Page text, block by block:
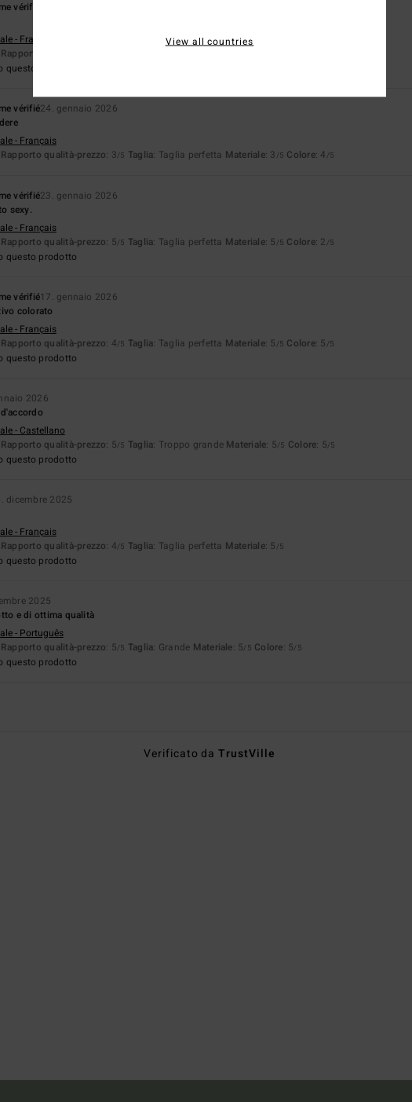
vérifié
- Français
Rapporto qualità-prezzo
questo prodotto
vérifié24. gennaio 2026
- Français
Rapporto qualità-prezzo: 3/5 Taglia: Taglia perfetta Materiale: 3 /5 Colore: 4 /5
vérifié23. gennaio 2026
sexy.
- Français
Rapporto qualità-prezzo: 5/5 Taglia: Taglia perfetta Materiale: 5 /5 Colore: 2 /5
questo prodotto
vérifié17. gennaio 2026
colorato
- Français
Rapporto qualità-prezzo: 4/5 Taglia: Taglia perfetta Materiale: 5 /5 Colore: 5 /5
questo prodotto
2026
- Castellano
Rapporto qualità-prezzo: 5/5 Taglia: Troppo grande Materiale: 5/5 Colore: 5/5
questo prodotto
dicembre 2025
- Français
Rapporto qualità-prezzo: 4/5 Taglia: Taglia perfetta Materiale: 5 /5
questo prodotto
2025
e di ottima qualità
- Português
Rapporto qualità-prezzo: 5/5 Taglia: Grande Materiale: 5/5 Colore: 5/5
questo prodotto
Verificato daTrustVille
View all countries